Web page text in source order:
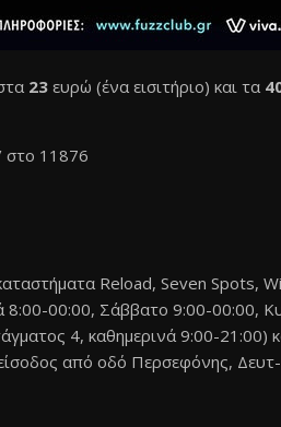
23 ευρώ (ένα εισιτήριο) και τα
στο 11876
Reload, Seven Spots,
8:00-00:00, Σάββατο 9:00-00:00,
4, καθημερινά 9:00-21:00)
από οδό Περσεφόνης,